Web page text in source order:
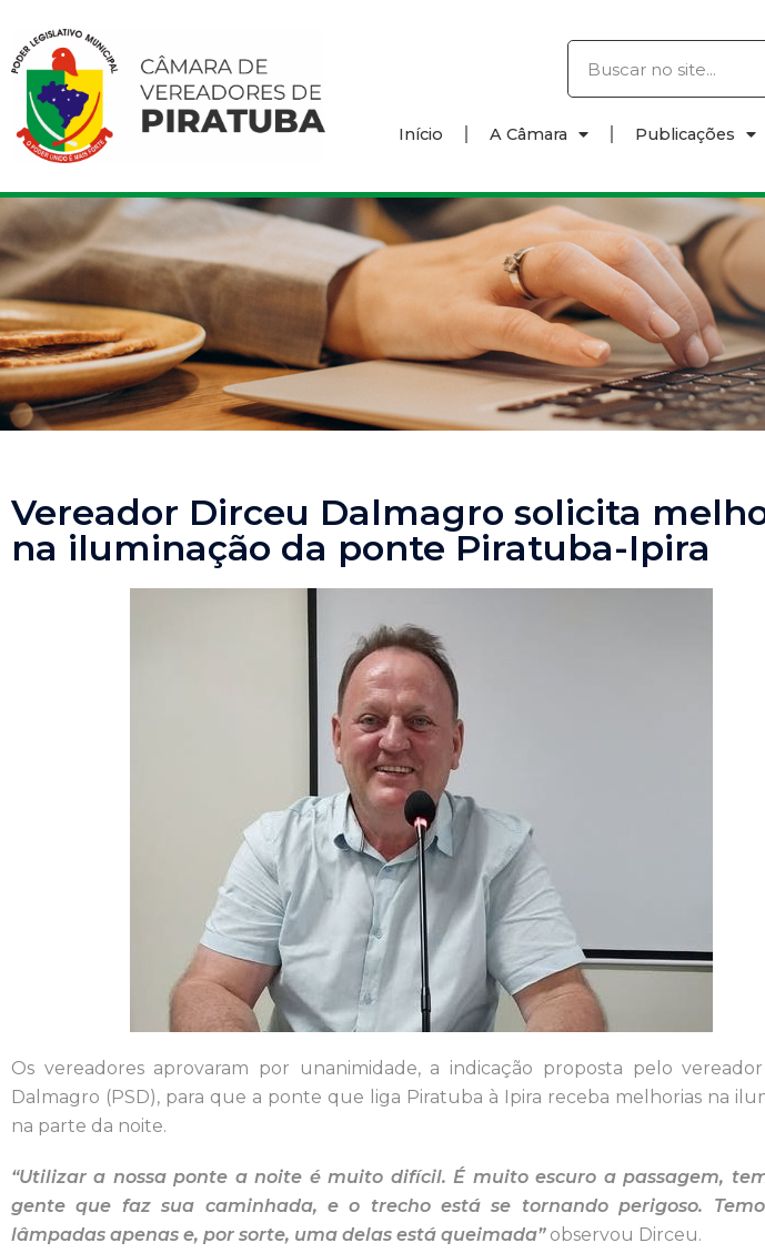
Início A Câmara Publicações
Vereador Dirceu Dalmagro solicita
na iluminação da ponte Piratuba-Ipira
Os vereadores aprovaram por unanimidade, a indicação proposta pelo
Dalmagro (PSD), para que a ponte que liga Piratuba à Ipira receba melhorias na
na parte da noite.
“Utilizar a nossa ponte a noite é muito difícil. É muito escuro a passagem,
gente que faz sua caminhada, e o trecho está se tornando perigoso.
lâmpadas apenas e, por sorte, uma delas está queimada”observou Dirceu.